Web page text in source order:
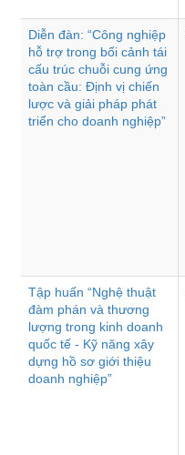
Diễn đàn: “Công nghiệp
hỗ trợ trong bối cảnh tái
cấu trúc chuỗi cung ứng
toàn cầu: Định vị chiến
lược và giải pháp phát
triển cho doanh nghiệp”
Tập huấn “Nghệ thuật
đàm phán và thương
lượng trong kinh doanh
quốc tế - Kỹ năng xây
dựng hồ sơ giới thiệu
doanh nghiệp”